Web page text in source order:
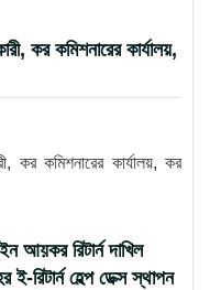
কর কমিশনারের কার্যালয়,
কর কমিশনারের কার্যালয়, কর
আয়কর রিটার্ন দাখিল
রিটার্ন হেল্প ডেক্স স্থাপন